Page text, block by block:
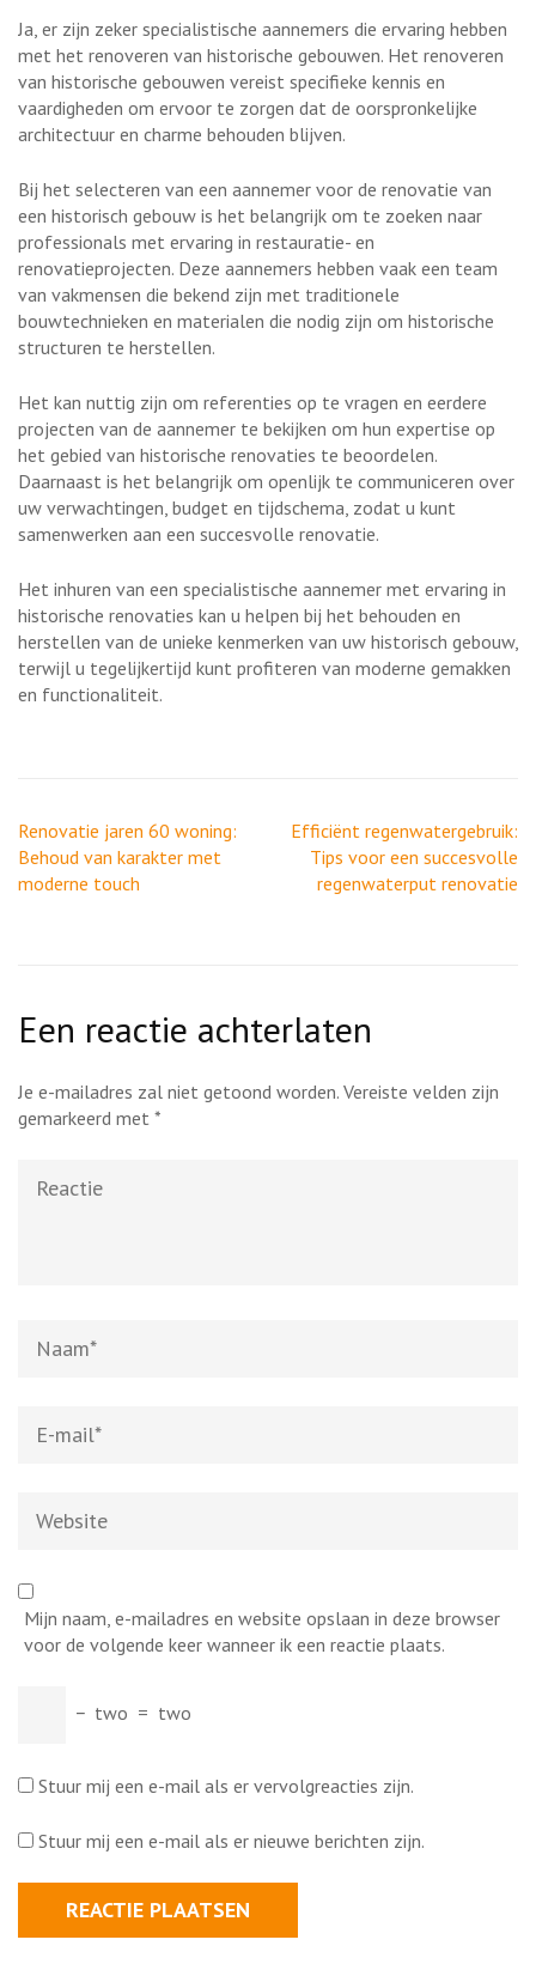
Ja, er zijn zeker specialistische aannemers die ervaring hebben
met het renoveren van historische gebouwen. Het renoveren
van historische gebouwen vereist specifieke kennis en
vaardigheden om ervoor te zorgen dat de oorspronkelijke
architectuur en charme behouden blijven.
Bij het selecteren van een aannemer voor de renovatie van
een historisch gebouw is het belangrijk om te zoeken naar
professionals met ervaring in restauratie- en
renovatieprojecten. Deze aannemers hebben vaak een team
van vakmensen die bekend zijn met traditionele
bouwtechnieken en materialen die nodig zijn om historische
structuren te herstellen.
Het kan nuttig zijn om referenties op te vragen en eerdere
projecten van de aannemer te bekijken om hun expertise op
het gebied van historische renovaties te beoordelen.
Daarnaast is het belangrijk om openlijk te communiceren over
uw verwachtingen, budget en tijdschema, zodat u kunt
samenwerken aan een succesvolle renovatie.
Het inhuren van een specialistische aannemer met ervaring in
historische renovaties kan u helpen bij het behouden en
herstellen van de unieke kenmerken van uw historisch gebouw,
terwijl u tegelijkertijd kunt profiteren van moderne gemakken
en functionaliteit.
Berichtnavigatie
Renovatie jaren 60 woning:
Behoud van karakter met
moderne touch
Efficiënt regenwatergebruik:
Tips voor een succesvolle
regenwaterput renovatie
Een reactie achterlaten
Je e-mailadres zal niet getoond worden. Vereiste velden zijn
gemarkeerd met *
mail*
Mijn naam, e-mailadres en website opslaan in deze browser
voor de volgende keer wanneer ik een reactie plaats.
− two = two
Stuur mij een e-mail als er vervolgreacties zijn.
Stuur mij een e-mail als er nieuwe berichten zijn.